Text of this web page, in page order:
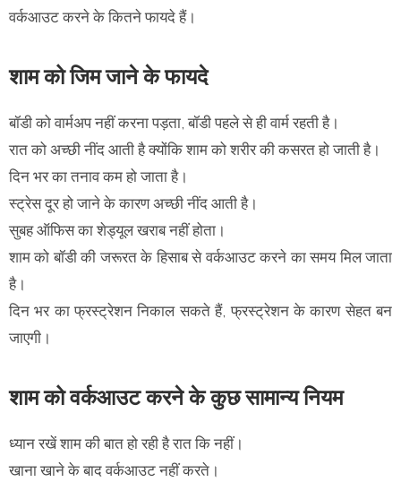
वर्कआउट करने के कितने फायदे हैं।
शाम को जिम जाने के फायदे
बॉडी को वार्मअप नहीं करना पड़ता, बॉडी पहले से ही वार्म रहती है।
रात को अच्छी नींद आती है क्योंकि शाम को शरीर की कसरत हो जाती है।
दिन भर का तनाव कम हो जाता है।
स्ट्रेस दूर हो जाने के कारण अच्छी नींद आती है।
सुबह ऑफिस का शेड्यूल खराब नहीं होता।
शाम को बॉडी की जरूरत के हिसाब से वर्कआउट करने का समय मिल जाता
है।
दिन भर का फ्रस्ट्रेशन निकाल सकते हैं, फ्रस्ट्रेशन के कारण सेहत बन
जाएगी।
शाम को वर्कआउट करने के कुछ सामान्य नियम
ध्यान रखें शाम की बात हो रही है रात कि नहीं।
खाना खाने के बाद वर्कआउट नहीं करते।